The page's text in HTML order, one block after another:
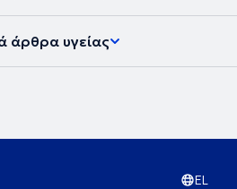
άρθρα υγείας
EL